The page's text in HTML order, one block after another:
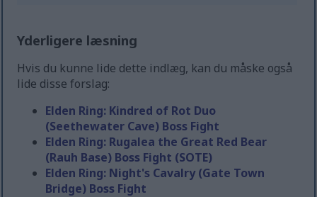
Yderligere læsning
Hvis du kunne lide dette indlæg, kan du måske også
lide disse forslag:
Elden Ring: Kindred of Rot Duo
(Seethewater Cave) Boss Fight
Elden Ring: Rugalea the Great Red Bear
(Rauh Base) Boss Fight (SOTE)
Elden Ring: Night's Cavalry (Gate Town
Bridge) Boss Fight